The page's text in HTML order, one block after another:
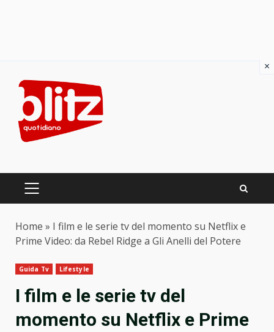
content
PRIMARY
Home » I film e le serie tv del momento su Netflix e
Prime Video: da Rebel Ridge a Gli Anelli del Potere
Guida Tv Lifestyle
I film e le serie tv del
momento su Netflix e Prime
×